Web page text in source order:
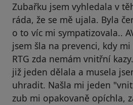
Zubařku jsem vyhledala v
ráda, že se mě ujala. Byla
o to víc mi sympatizovala..
jsem šla na prevenci, kdy
RTG zda nemám vnitřní
již jeden dělala a musela
uhradit. Našla mi jeden
zub mi opakovaně opíchla,